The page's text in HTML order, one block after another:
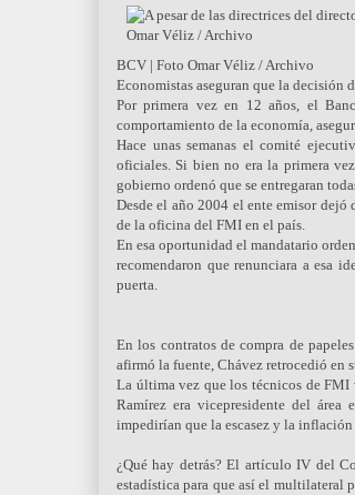
BCV | Foto Omar Véliz / Archivo
Economistas aseguran que la decisión
Por primera vez en 12 años, el
comportamiento de la economía,
Hace unas semanas el comité
oficiales. Si bien no era la primera
gobierno ordenó que se entregaran
Desde el año 2004 el ente emisor
de la oficina del FMI en el país.
En esa oportunidad el mandatario
recomendaron que renunciara a esa
puerta.
En los contratos de compra de
afirmó la fuente, Chávez retrocedió
La última vez que los técnicos de FMI
Ramírez era vicepresidente del
impedirían que la escasez y la inflación
¿Qué hay detrás? El artículo IV del
estadística para que así el multilateral